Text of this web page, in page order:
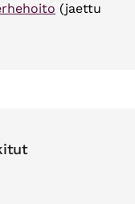
(jaettu